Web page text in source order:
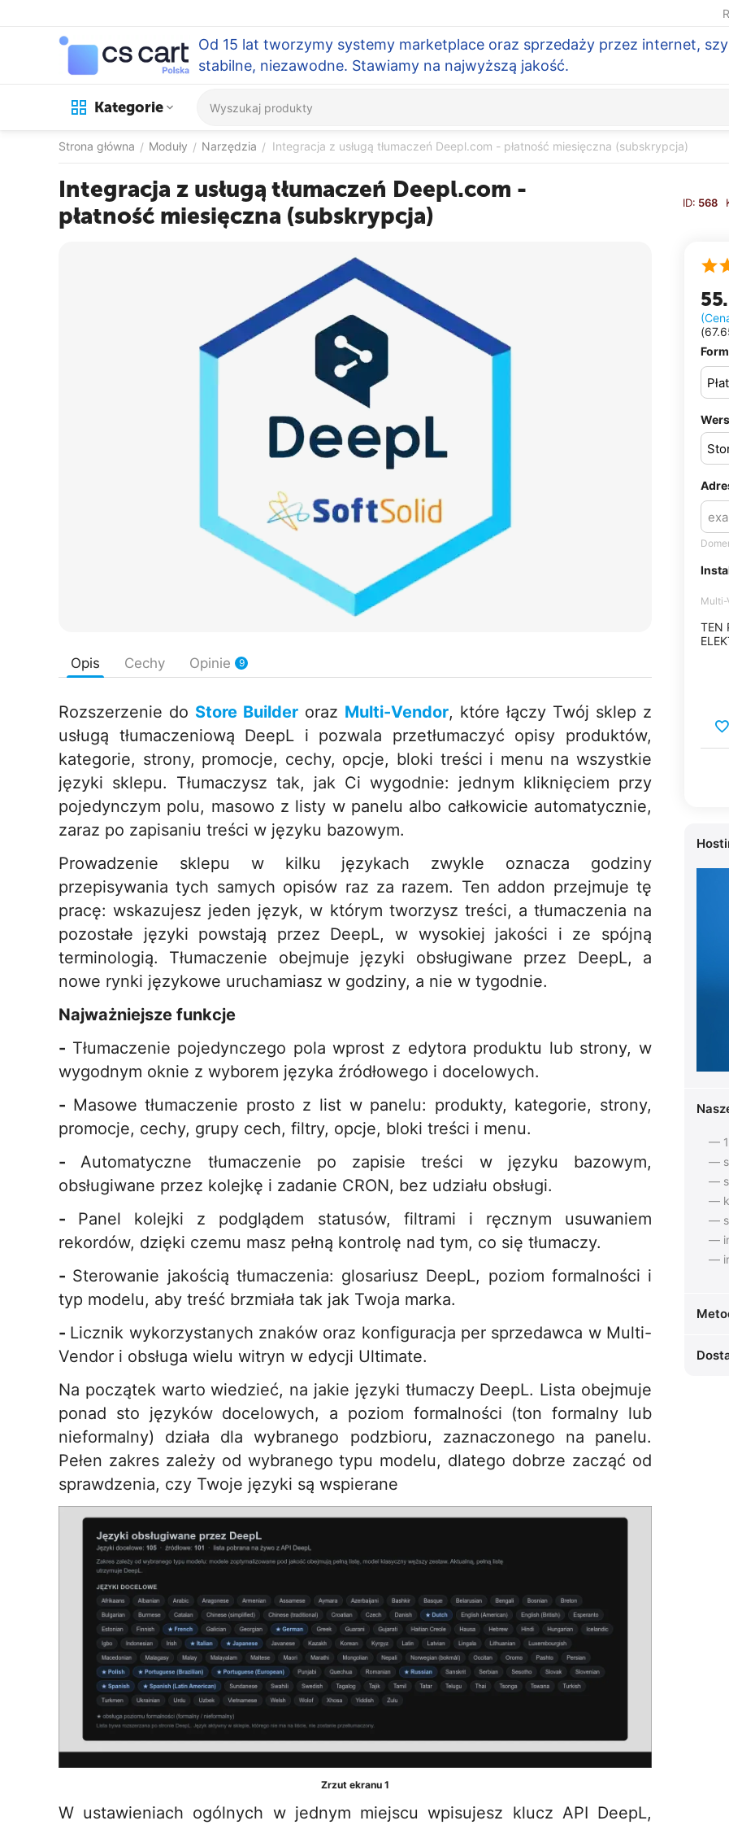
Od 15 lat tworzymy systemy marketplace oraz sprzedaży przez internet,
stabilne, niezawodne. Stawiamy na najwyższą jakość.
Kategorie
Strona główna / Moduły / Narzędzia / Integracja z usługą tłumaczeń Deepl.com - płatność miesięczna (subskrypcja)
Integracja z usługą tłumaczeń Deepl.com -
płatność miesięczna (subskrypcja)
ID: 568
(
Multi-
TEN
—
—
—
—
—
—
—
Opis Cechy Opinie 9
Rozszerzenie do Store Builder oraz Multi-Vendor, które łączy Twój sklep z
usługą tłumaczeniową DeepL i pozwala przetłumaczyć opisy produktów,
kategorie, strony, promocje, cechy, opcje, bloki treści i menu na wszystkie
języki sklepu. Tłumaczysz tak, jak Ci wygodnie: jednym kliknięciem przy
pojedynczym polu, masowo z listy w panelu albo całkowicie automatycznie,
zaraz po zapisaniu treści w języku bazowym.
Prowadzenie sklepu w kilku językach zwykle oznacza godziny
przepisywania tych samych opisów raz za razem. Ten addon przejmuje tę
pracę: wskazujesz jeden język, w którym tworzysz treści, a tłumaczenia na
pozostałe języki powstają przez DeepL, w wysokiej jakości i ze spójną
terminologią. Tłumaczenie obejmuje języki obsługiwane przez DeepL, a
nowe rynki językowe uruchamiasz w godziny, a nie w tygodnie.
Najważniejsze funkcje
- Tłumaczenie pojedynczego pola wprost z edytora produktu lub strony, w
wygodnym oknie z wyborem języka źródłowego i docelowych.
- Masowe tłumaczenie prosto z list w panelu: produkty, kategorie, strony,
promocje, cechy, grupy cech, filtry, opcje, bloki treści i menu.
-Automatyczne tłumaczenie po zapisie treści w języku bazowym,
obsługiwane przez kolejkę i zadanie CRON, bez udziału obsługi.
- Panel kolejki z podglądem statusów, filtrami i ręcznym usuwaniem
rekordów, dzięki czemu masz pełną kontrolę nad tym, co się tłumaczy.
- Sterowanie jakością tłumaczenia: glosariusz DeepL, poziom formalności i
typ modelu, aby treść brzmiała tak jak Twoja marka.
- Licznik wykorzystanych znaków oraz konfiguracja per sprzedawca w Multi-
Vendor i obsługa wielu witryn w edycji Ultimate.
Na początek warto wiedzieć, na jakie języki tłumaczy DeepL. Lista obejmuje
ponad sto języków docelowych, a poziom formalności (ton formalny lub
nieformalny) działa dla wybranego podzbioru, zaznaczonego na panelu.
Pełen zakres zależy od wybranego typu modelu, dlatego dobrze zacząć od
sprawdzenia, czy Twoje języki są wspierane
Zrzut ekranu 1
W ustawieniach ogólnych w jednym miejscu wpisujesz klucz API DeepL,